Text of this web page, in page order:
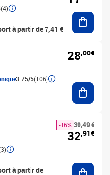
(4)
à partir de 7,41 €
3.75/5(106)
28,00€
à partir de
39,49 €
-16%
32,91€